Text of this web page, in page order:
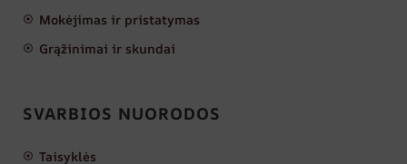
Mokėjimas ir pristatymas
Grąžinimai ir skundai
SVARBIOS NUORODOS
Taisyklės